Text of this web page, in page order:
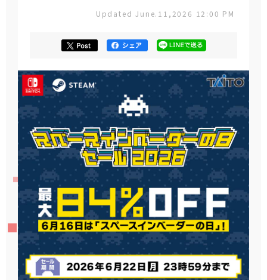
Updated June.11,2026 12:00 PM